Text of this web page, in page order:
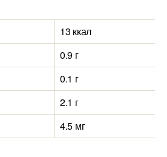
13 ккал
0.9 г
0.1 г
2.1 г
4.5 мг